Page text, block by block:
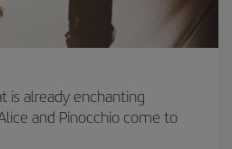
is already enchanting
and Pinocchio come to